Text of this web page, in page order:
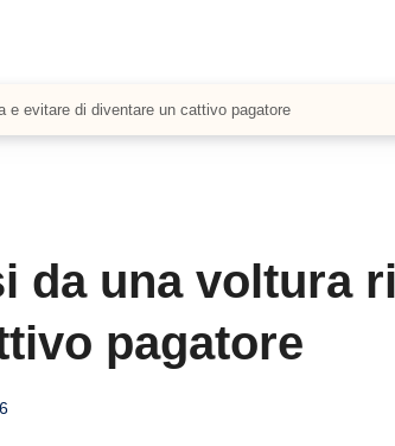
e evitare di diventare un cattivo pagatore
da una voltura
pagatore